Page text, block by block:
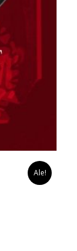
Ale!